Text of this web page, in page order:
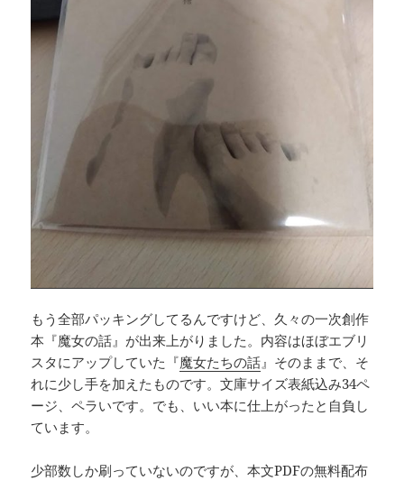
もう全部パッキングしてるんですけど、久々の一次創作
本『魔女の話』が出来上がりました。内容はほぼエブリ
スタにアップしていた『魔女たちの話』そのままで、そ
れに少し手を加えたものです。文庫サイズ表紙込み34ペ
ージ、ペラいです。でも、いい本に仕上がったと自負し
ています。
少部数しか刷っていないのですが、本文PDFの無料配布